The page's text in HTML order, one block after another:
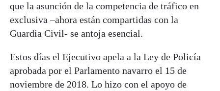
que la asunción de la competencia de tráfico en
exclusiva –ahora están compartidas con la
Guardia Civil- se antoja esencial.
Estos días el Ejecutivo apela a la Ley de Policía
aprobada por el Parlamento navarro el 15 de
noviembre de 2018. Lo hizo con el apoyo de